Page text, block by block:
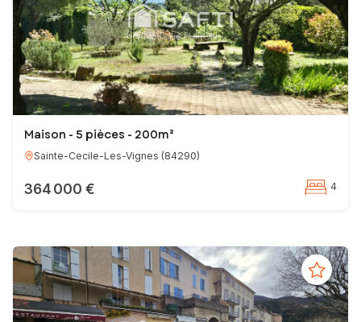
Maison - 5 pièces - 200m²
Sainte-Cecile-Les-Vignes (84290)
364 000 € 4